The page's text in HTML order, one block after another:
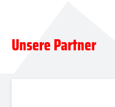
Unsere Partner